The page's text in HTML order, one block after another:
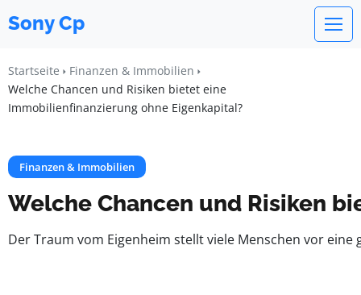
Sony Cp
Startseite
Finanzen & Immobilien
Welche Chancen und Risiken bietet eine
Immobilienfinanzierung ohne Eigenkapital?
Finanzen & Immobilien
Welche Chancen und Risiken
Der Traum vom Eigenheim stellt viele Menschen vor